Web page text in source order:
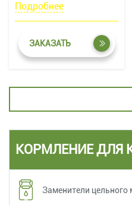
Подробнее
ЗАКАЗАТЬ
КОРМЛЕНИЕ ДЛЯ
Заменители цельного